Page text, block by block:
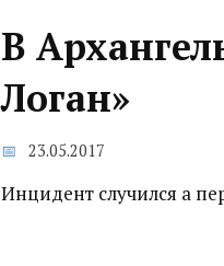
В
Логан»
23.05.2017
Инцидент случился а